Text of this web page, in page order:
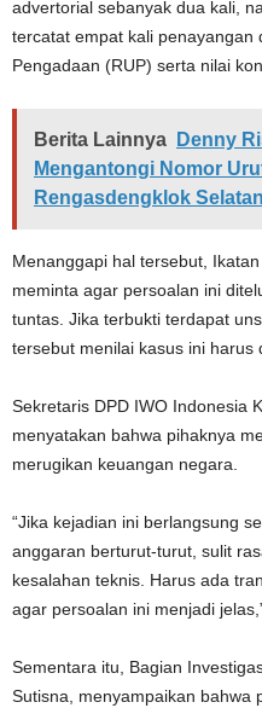
advertorial sebanyak dua kali,
tercatat empat kali penayangan
Pengadaan (RUP) serta nilai
Berita Lainnya
Denny
Mengantongi Nomor
Rengasdengklok
Menanggapi hal tersebut,
meminta agar persoalan ini
tuntas. Jika terbukti terdapat
tersebut menilai kasus ini harus
Sekretaris DPD IWO Indonesia
menyatakan bahwa pihaknya
merugikan keuangan negara.
“Jika kejadian ini berlangsung
anggaran berturut-turut, sulit
kesalahan teknis. Harus ada
agar persoalan ini menjadi
Sementara itu, Bagian
Sutisna, menyampaikan bahwa